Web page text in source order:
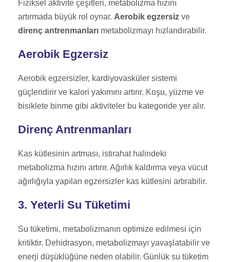
Fiziksel aktivite çeşitleri, metabolizma hızını
artırmada büyük rol oynar. Aerobik egzersiz ve
direnç antrenmanları metabolizmayı hızlandırabilir.
Aerobik Egzersiz
Aerobik egzersizler, kardiyovasküler sistemi
güçlendirir ve kalori yakımını artırır. Koşu, yüzme ve
bisiklete binme gibi aktiviteler bu kategoride yer alır.
Direnç Antrenmanları
Kas kütlesinin artması, istirahat halindeki
metabolizma hızını artırır. Ağırlık kaldırma veya vücut
ağırlığıyla yapılan egzersizler kas kütlesini artırabilir.
3. Yeterli Su Tüketimi
Su tüketimi, metabolizmanın optimize edilmesi için
kritiktir. Dehidrasyon, metabolizmayı yavaşlatabilir ve
enerji düşüklüğüne neden olabilir. Günlük su tüketim